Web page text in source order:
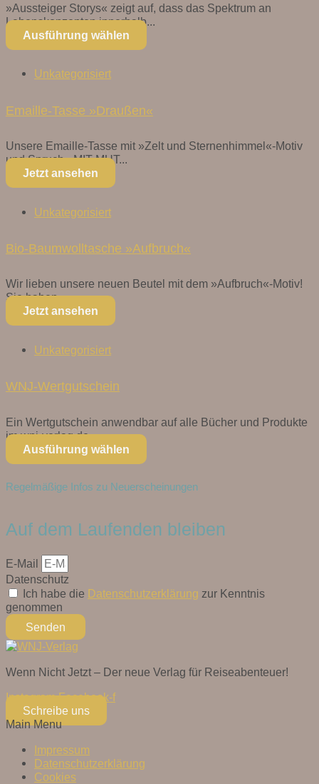
»Aussteiger Storys« zeigt auf, dass das Spektrum an
Lebenskonzepten innerhalb...
Ausführung wählen
Unkategorisiert
Emaille-Tasse »Draußen«
Unsere Emaille-Tasse mit »Zelt und Sternenhimmel«-Motiv
und Spruch »MIT MUT...
Jetzt ansehen
Unkategorisiert
Bio-Baumwolltasche »Aufbruch«
Wir lieben unsere neuen Beutel mit dem »Aufbruch«-Motiv!
Sie haben...
Jetzt ansehen
Unkategorisiert
WNJ-Wertgutschein
Ein Wertgutschein anwendbar auf alle Bücher und Produkte
im wnj-verlag.de...
Ausführung wählen
Regelmäßige Infos zu Neuerscheinungen
Auf dem Laufenden bleiben
E-Mail
Datenschutz
Ich habe die Datenschutzerklärung zur Kenntnis
genommen
Senden
Wenn Nicht Jetzt – Der neue Verlag für Reiseabenteuer!
Instagram Facebook-f
Schreibe uns
Main Menu
Impressum
Datenschutzerklärung
Cookies